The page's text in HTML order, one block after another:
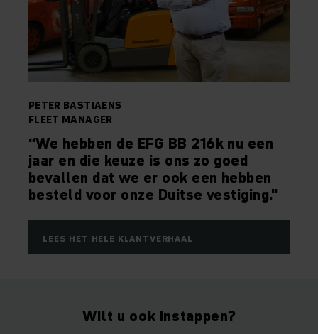
PETER BASTIAENS
FLEET MANAGER
“We hebben de EFG BB 216k nu een
jaar en die keuze is ons zo goed
bevallen dat we er ook een hebben
besteld voor onze Duitse vestiging."
LEES HET HELE KLANTVERHAAL
Wilt u ook instappen?